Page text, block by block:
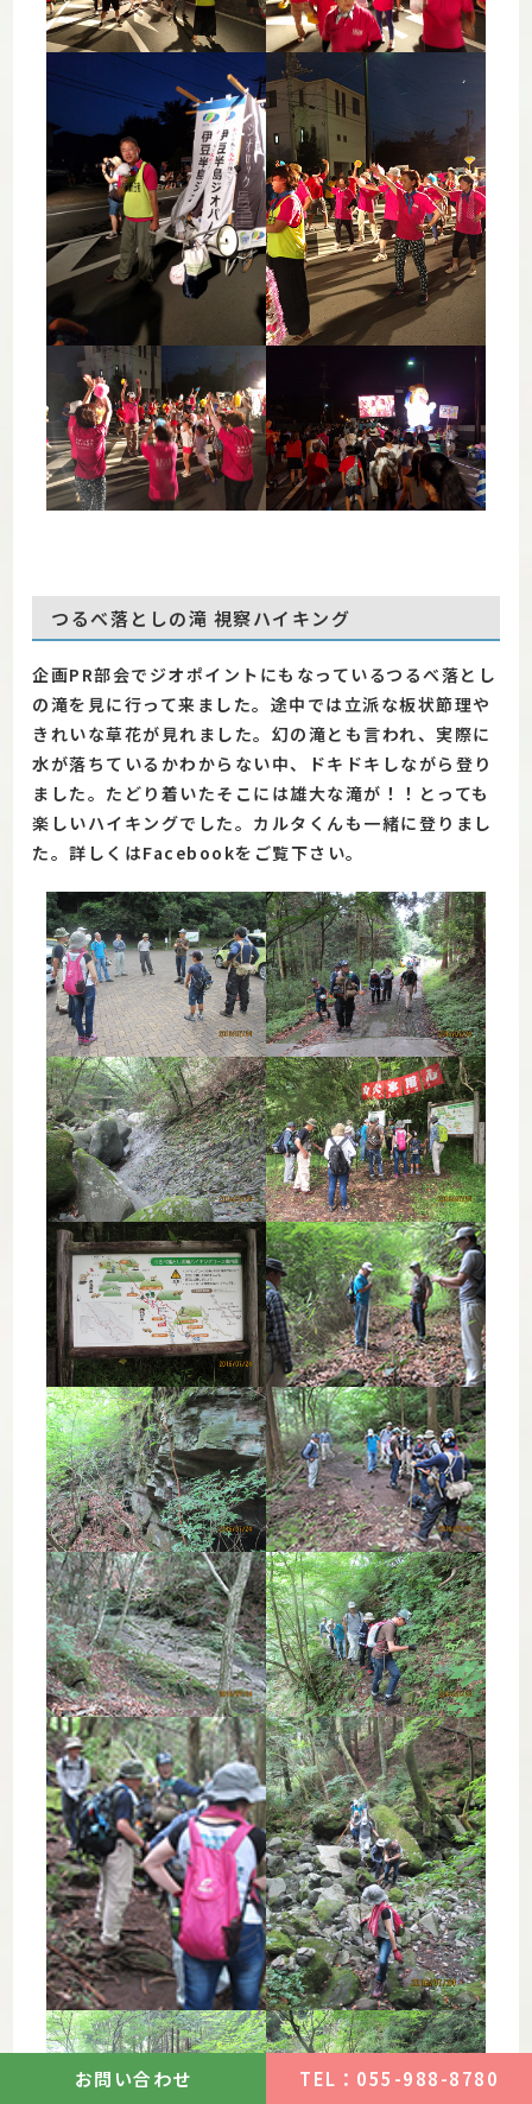
つるべ落としの滝 視察ハイキング
企画PR部会でジオポイントにもなっているつるべ落とし
の滝を見に行って来ました。途中では立派な板状節理や
きれいな草花が見れました。幻の滝とも言われ、実際に
水が落ちているかわからない中、ドキドキしながら登り
ました。たどり着いたそこには雄大な滝が！！とっても
楽しいハイキングでした。カルタくんも一緒に登りまし
た。詳しくはFacebookをご覧下さい。
お問い合わせ TEL：055-988-8780